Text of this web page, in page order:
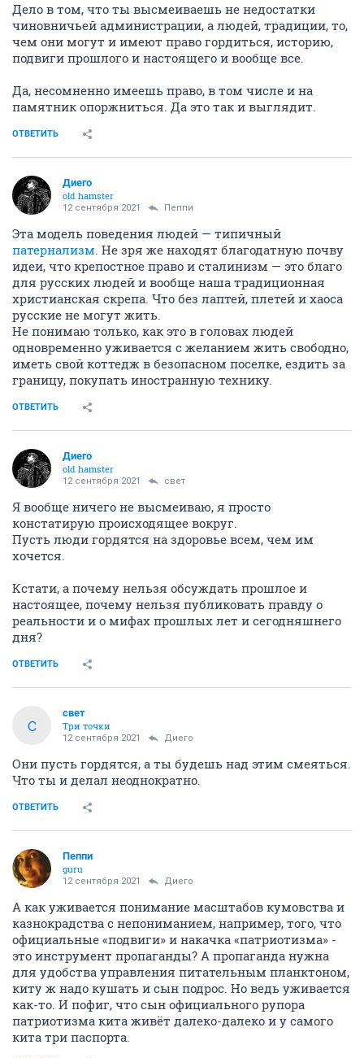
Дело в том, что ты высмеиваешь не недостатки
чиновничьей администрации, а людей, традиции, то,
чем они могут и имеют право гордиться, историю,
подвиги прошлого и настоящего и вообще все.
Да, несомненно имеешь право, в том числе и на
памятник опоржниться. Да это так и выглядит.
ОТВЕТИТЬ
Диего
old hamster
12 сентября 2021 Пeппи
Эта модель поведения людей — типичный
патернализм. Не зря же находят благодатную почву
идеи, что крепостное право и сталинизм — это благо
для русских людей и вообще наша традиционная
христианская скрепа. Что без лаптей, плетей и хаоса
русские не могут жить.
Не понимаю только, как это в головах людей
одновременно уживается с желанием жить свободно,
иметь свой коттедж в безопасном поселке, ездить за
границу, покупать иностранную технику.
ОТВЕТИТЬ
Диего
old hamster
12 сентября 2021 свет
Я вообще ничего не высмеиваю, я просто
констатирую происходящее вокруг.
Пусть люди гордятся на здоровье всем, чем им
хочется.
Кстати, а почему нельзя обсуждать прошлое и
настоящее, почему нельзя публиковать правду о
реальности и о мифах прошлых лет и сегодняшнего
дня?
ОТВЕТИТЬ
С
свет
Три точки
12 сентября 2021 Диего
Они пусть гордятся, а ты будешь над этим смеяться.
Что ты и делал неоднократно.
ОТВЕТИТЬ
Пeппи
guru
12 сентября 2021 Диего
А как уживается понимание масштабов кумовства и
казнокрадства с непониманием, например, того, что
официальные «подвиги» и накачка «патриотизма» -
это инструмент пропаганды? А пропаганда нужна
для удобства управления питательным планктоном,
киту ж надо кушать и сын подрос. Но ведь уживается
как-то. И пофиг, что сын официального рупора
патриотизма кита живёт далеко-далеко и у самого
кита три паспорта.